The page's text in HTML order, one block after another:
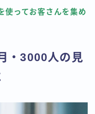
使ってお客さんを集め
・3000人の見